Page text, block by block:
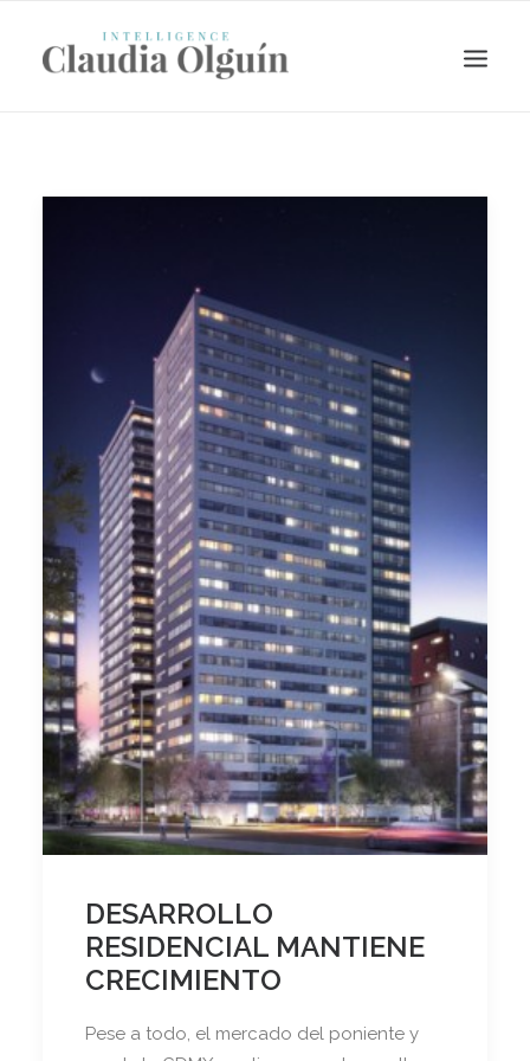
Search
DESARROLLO
RESIDENCIAL MANTIENE
CRECIMIENTO
Pese a todo, el mercado del poniente y